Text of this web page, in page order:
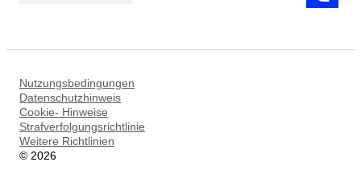
Nutzungsbedingungen
Datenschutzhinweis
Cookie- Hinweise
Strafverfolgungsrichtlinie
Weitere Richtlinien
© 2026